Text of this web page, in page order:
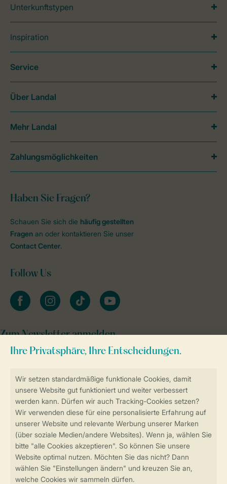
Sicher und schnell zur Online-Buchung
SSL-Verschlüsselung
Sichere Datenübertragung
Sicheres Bezahlen
Unterkunftstypen
Inspiration
Haben Sie Fragen?
Schauen Sie sich die häufig gestellten
Fragen an oder kontaktieren Sie unser
Contact Center.
Follow Us
facebookinstagramtiktok youtube
Zum Newsletter anmelden
Service
Über Landal
Mehr Landal
Zahlungsmöglichkeiten